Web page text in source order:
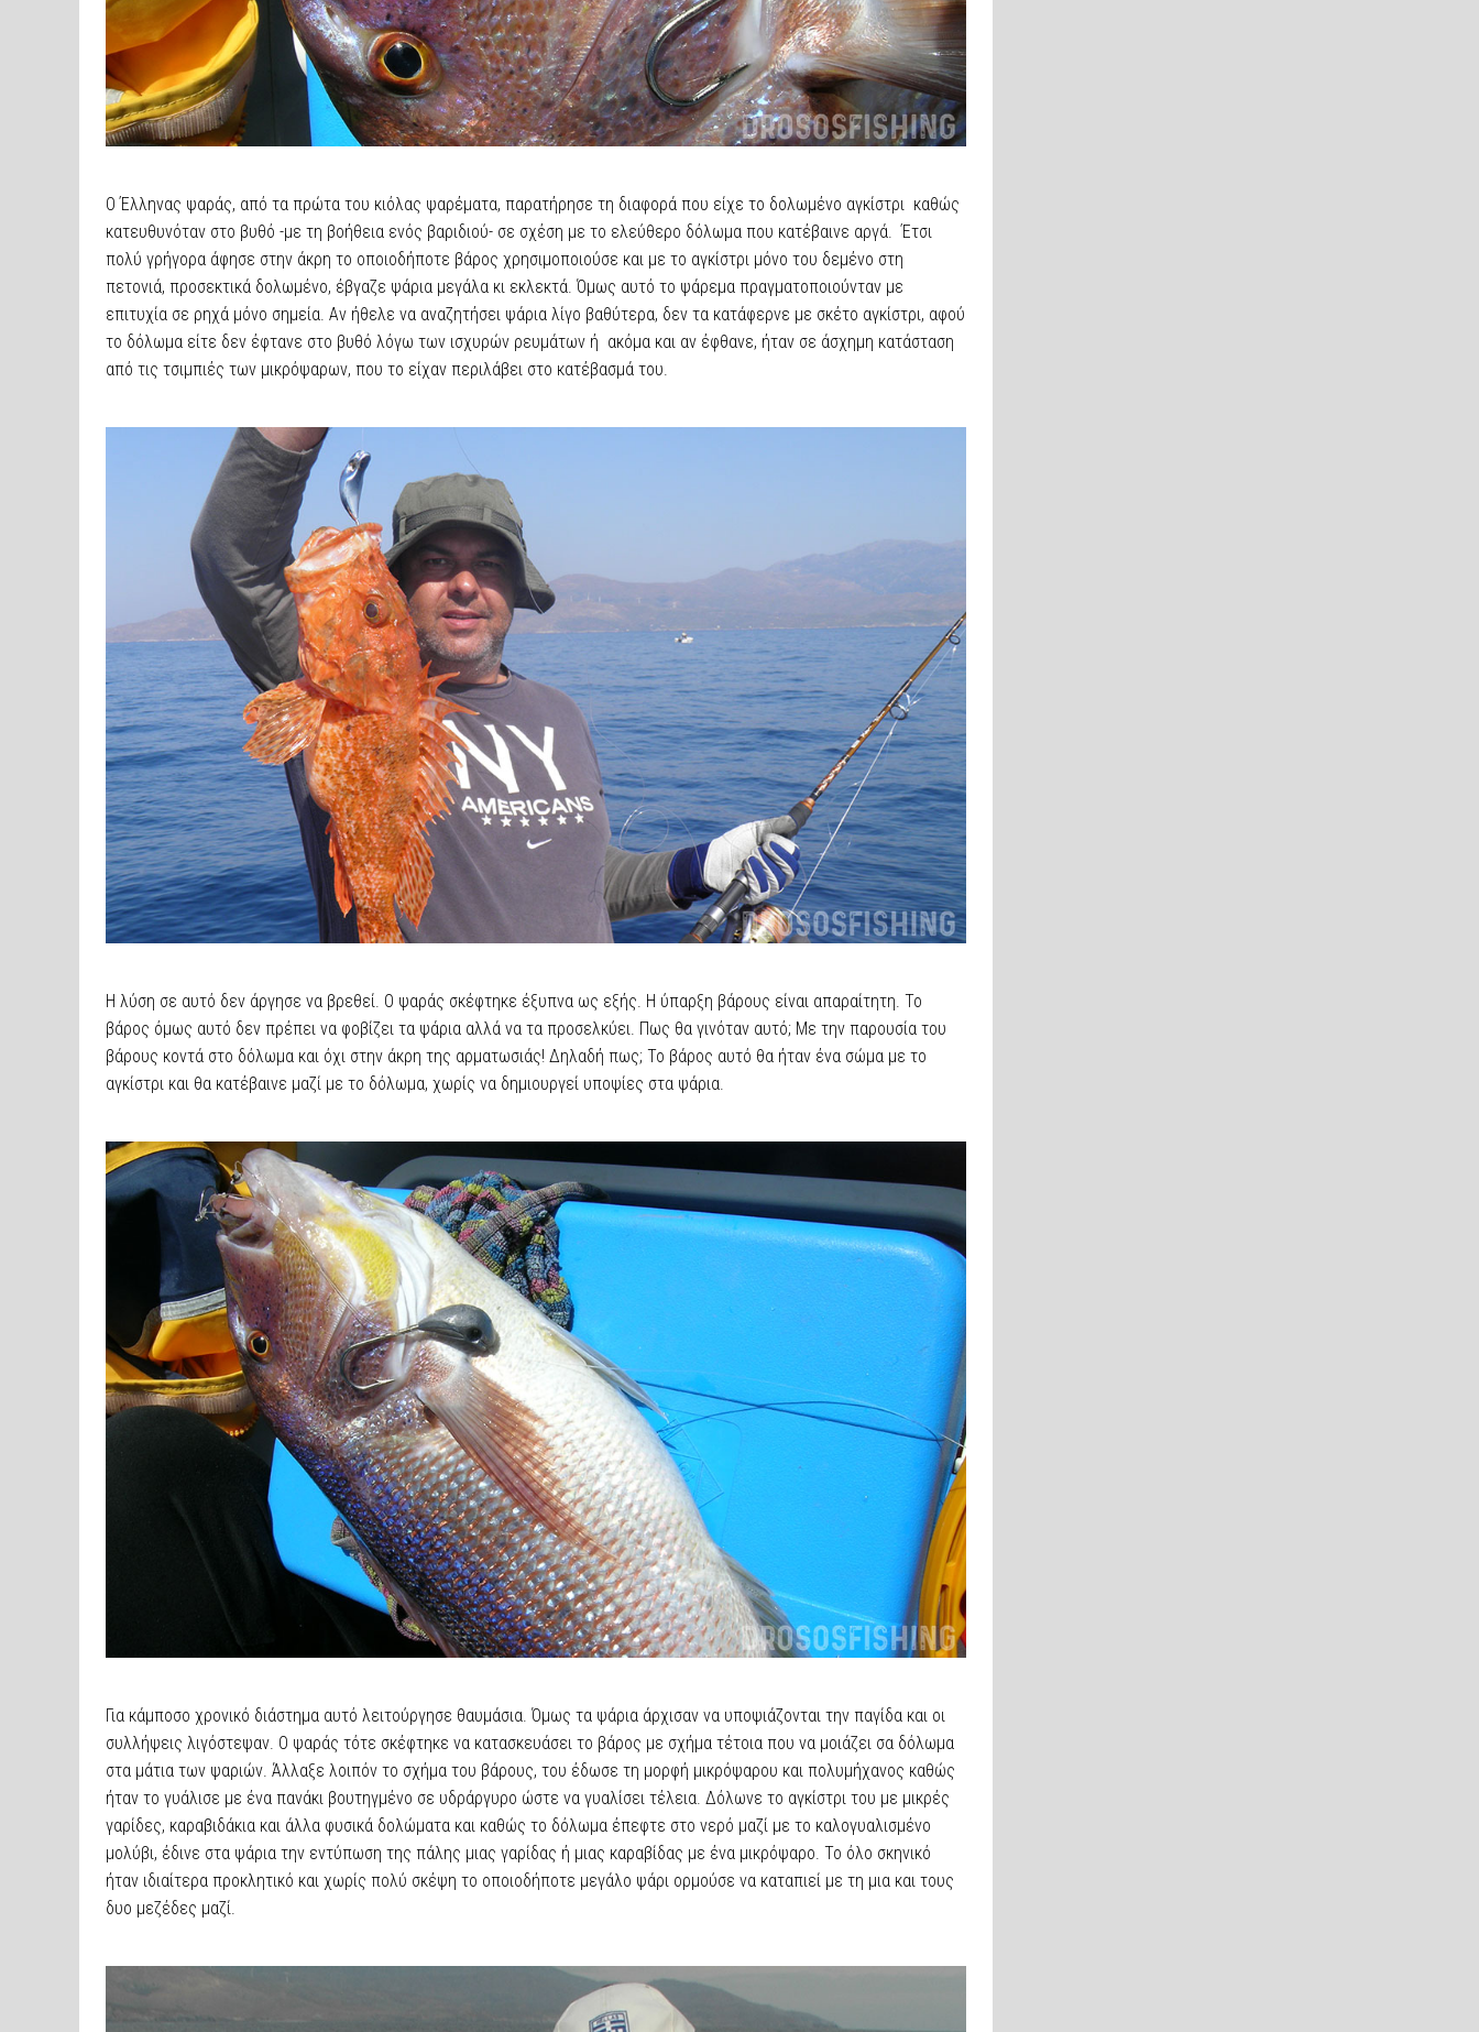
Ο Έλληνας ψαράς, από τα πρώτα του κιόλας ψαρέματα, παρατήρησε τη διαφορά που είχε το δολωμένο αγκίστρι καθώς
κατευθυνόταν στο βυθό -με τη βοήθεια ενός βαριδιού- σε σχέση με το ελεύθερο δόλωμα που κατέβαινε αργά. Έτσι
πολύ γρήγορα άφησε στην άκρη το οποιοδήποτε βάρος χρησιμοποιούσε και με το αγκίστρι μόνο του δεμένο στη
πετονιά, προσεκτικά δολωμένο, έβγαζε ψάρια μεγάλα κι εκλεκτά. Όμως αυτό το ψάρεμα πραγματοποιούνταν με
επιτυχία σε ρηχά μόνο σημεία. Αν ήθελε να αναζητήσει ψάρια λίγο βαθύτερα, δεν τα κατάφερνε με σκέτο αγκίστρι, αφού
το δόλωμα είτε δεν έφτανε στο βυθό λόγω των ισχυρών ρευμάτων ή ακόμα και αν έφθανε, ήταν σε άσχημη κατάσταση
από τις τσιμπιές των μικρόψαρων, που το είχαν περιλάβει στο κατέβασμά του.
Η λύση σε αυτό δεν άργησε να βρεθεί. Ο ψαράς σκέφτηκε έξυπνα ως εξής. Η ύπαρξη βάρους είναι απαραίτητη. Το
βάρος όμως αυτό δεν πρέπει να φοβίζει τα ψάρια αλλά να τα προσελκύει. Πως θα γινόταν αυτό; Με την παρουσία του
βάρους κοντά στο δόλωμα και όχι στην άκρη της αρματωσιάς! Δηλαδή πως; Το βάρος αυτό θα ήταν ένα σώμα με το
αγκίστρι και θα κατέβαινε μαζί με το δόλωμα, χωρίς να δημιουργεί υποψίες στα ψάρια.
Για κάμποσο χρονικό διάστημα αυτό λειτούργησε θαυμάσια. Όμως τα ψάρια άρχισαν να υποψιάζονται την παγίδα και οι
συλλήψεις λιγόστεψαν. Ο ψαράς τότε σκέφτηκε να κατασκευάσει το βάρος με σχήμα τέτοια που να μοιάζει σα δόλωμα
στα μάτια των ψαριών. Άλλαξε λοιπόν το σχήμα του βάρους, του έδωσε τη μορφή μικρόψαρου και πολυμήχανος καθώς
ήταν το γυάλισε με ένα πανάκι βουτηγμένο σε υδράργυρο ώστε να γυαλίσει τέλεια. Δόλωνε το αγκίστρι του με μικρές
γαρίδες, καραβιδάκια και άλλα φυσικά δολώματα και καθώς το δόλωμα έπεφτε στο νερό μαζί με το καλογυαλισμένο
μολύβι, έδινε στα ψάρια την εντύπωση της πάλης μιας γαρίδας ή μιας καραβίδας με ένα μικρόψαρο. Το όλο σκηνικό
ήταν ιδιαίτερα προκλητικό και χωρίς πολύ σκέψη το οποιοδήποτε μεγάλο ψάρι ορμούσε να καταπιεί με τη μια και τους
δυο μεζέδες μαζί.